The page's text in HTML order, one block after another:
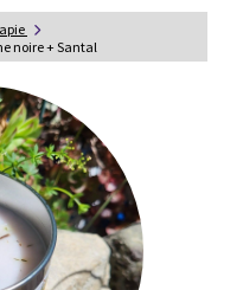
noire + Santal